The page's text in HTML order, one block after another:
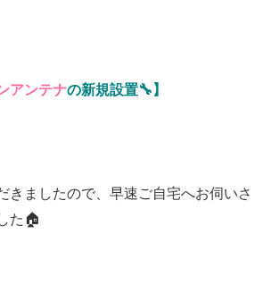
アンテナの新規設置🔧】
きましたので、早速ご自宅へお伺いさ
た🏠